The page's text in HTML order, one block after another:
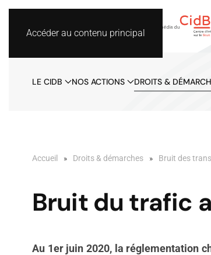
Accéder au contenu principal
LE CIDB NOS ACTIONS DROITS &
Accueil Droits & démarches Bruit des
Bruit du trafic
Au 1er juin 2020, la réglementation